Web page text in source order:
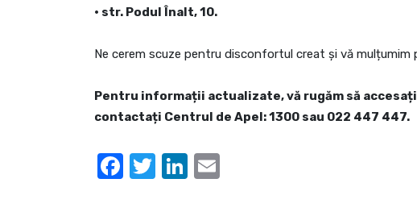
• str. Podul Înalt, 10.
Ne cerem scuze pentru disconfortul creat și vă mulțumim
Pentru informații actualizate, vă rugăm să
contactați Centrul de Apel: 1300 sau 022 447 447.
Facebook
TwitterLinkedIn